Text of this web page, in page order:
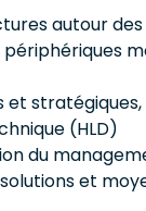
autour
et
(HLD)
du
et